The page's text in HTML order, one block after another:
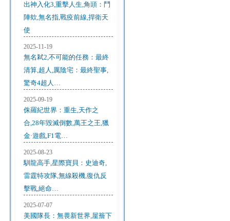
出神入化3,重擊人生,角頭：鬥
陣欸,無名指,戰疫前線,捍衛天
使
2025-11-19
無名弒2,不可能的任務：最終
清算,超人,厲陰宅：最終聖事,
驚奇4超人…
2025-09-19
侏羅紀世界：重生,天作之
合,28年毀滅倒數,萬王之王,獵
金·遊戲,F1電…
2025-08-23
馴龍高手,星際寶貝：史迪奇,
雷霆特攻隊,無線殺機,復仇反
擊戰,絕命…
2025-07-07
美國隊長：無畏新世界,屋簷下